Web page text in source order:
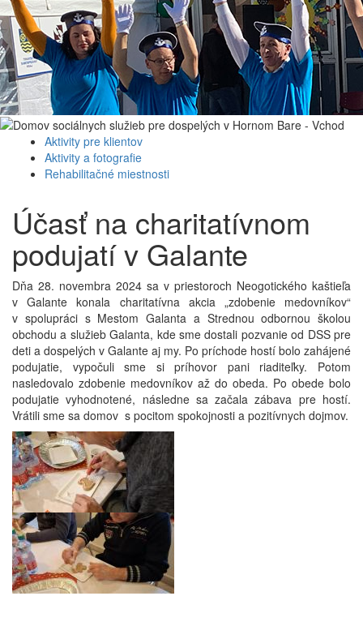
Aktivity pre klientov
Aktivity a fotografie
Rehabilitačné miestnosti
Účasť na charitatívnom
podujatí v Galante
Dňa 28. novembra 2024 sa v priestoroch Neogotického kaštieľa
v Galante konala charitatívna akcia „zdobenie medovníkov“
v spolupráci s Mestom Galanta a Strednou odbornou školou
obchodu a služieb Galanta, kde sme dostali pozvanie od DSS pre
deti a dospelých v Galante aj my. Po príchode hostí bolo zahájené
podujatie, vypočuli sme si príhovor pani riaditeľky. Potom
nasledovalo zdobenie medovníkov až do obeda. Po obede bolo
podujatie vyhodnotené, následne sa začala zábava pre hostí.
Vrátili sme sa domov s pocitom spokojnosti a pozitívnych dojmov.